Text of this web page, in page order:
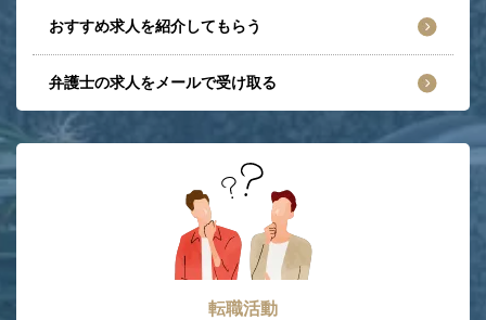
おすすめ求人を紹介してもらう
弁護士の求人をメールで受け取る
転職活動